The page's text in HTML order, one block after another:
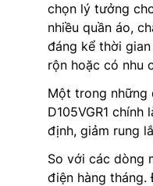
chọn lý tưởng
nhiều quần áo,
đáng kể thời
rộn hoặc có nhu
Một trong những
D105VGR1
định, giảm rung
So với các dòng
điện hàng